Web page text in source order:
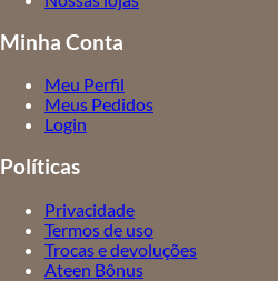
Minha Conta
Meu Perfil
Meus Pedidos
Login
Políticas
Privacidade
Termos de uso
Trocas e devoluções
Ateen Bônus